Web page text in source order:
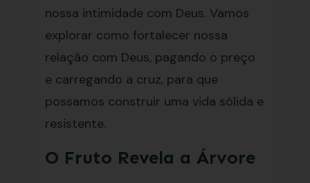
nossa intimidade com Deus. Vamos
explorar como fortalecer nossa
relação com Deus, pagando o preço
e carregando a cruz, para que
possamos construir uma vida sólida e
resistente.
O Fruto Revela a Árvore